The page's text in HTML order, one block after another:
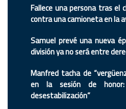
Fallece una persona tras el
contra una camioneta en la
Samuel prevé una nueva
división ya no será entre
Manfred tacha de
en la sesión de
desestabilización”